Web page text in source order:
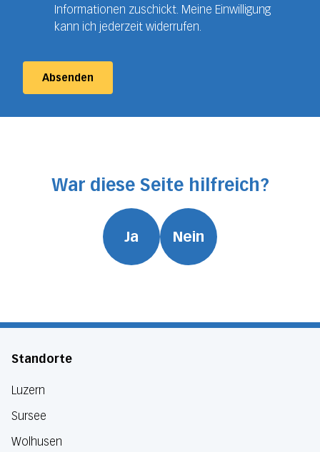
Informationen zuschickt. Meine Einwilligung
kann ich jederzeit widerrufen.
Absenden
War diese Seite hilfreich?
Ja Nein
Standorte
Luzern
Sursee
Wolhusen